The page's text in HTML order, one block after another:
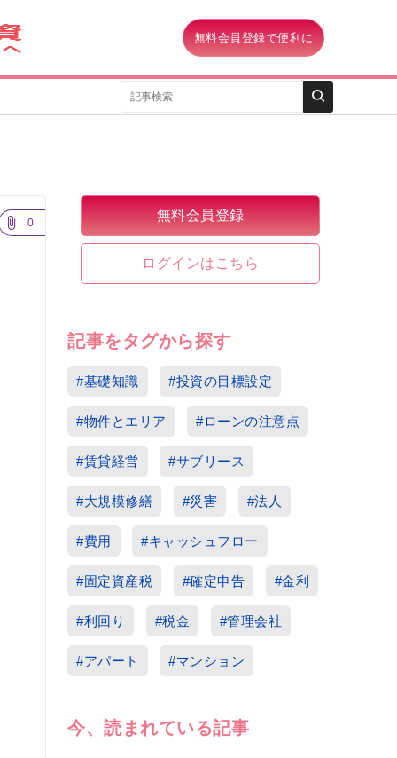
無料会員登録で便利に
0 無料会員登録
ログインはこちら
記事をタグから探す
#基礎知識 #投資の目標設定
#物件とエリア #ローンの注意点
#賃貸経営 #サブリース
#大規模修繕 #災害 #法人
#費用 #キャッシュフロー
#固定資産税 #確定申告 #金利
#利回り #税金 #管理会社
#アパート #マンション
今、読まれている記事